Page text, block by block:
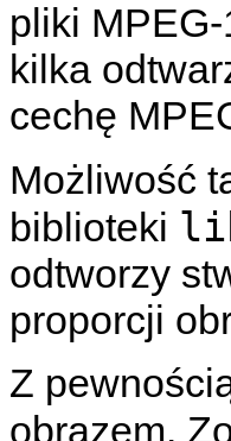
pliki
kilka
cechę
Możliwość
biblioteki
odtworzy
proporcji
Z
obrazem.